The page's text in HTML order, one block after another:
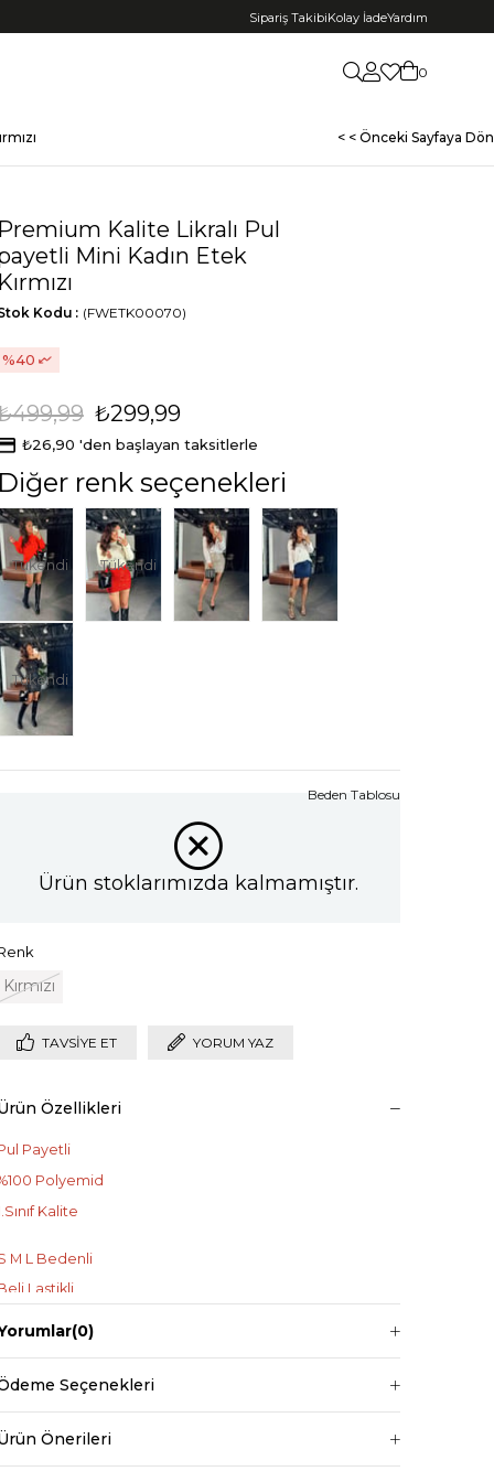
Sipariş TakibiKolay İadeYardım
0
< < Önceki Sayfaya Dön
Premium Kalite Likralı Pul
Mini Kadın Etek
Kırmızı
(FWETK00070)
Kodu
40
₺299,99
₺26,90 'den başlayan taksitlerle
Diğer renk seçenekleri
Tükendi Tükendi
Tükendi
Ürün stoklarımızda kalmamıştır.
Kırmızı
Beden Tablosu
TAVSIYE ET YORUM YAZ
Özellikleri
Payetli
Polyemid
Kalite
M L Bedenli
Lastikli
Manken ölçüleri ise;
Mankenimiz L beden giymiştir
(0)
Seçenekleri
Önerileri